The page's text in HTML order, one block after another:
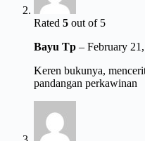
Rated 5 out of 5
Bayu Tp – February
Keren bukunya,
pandangan perkawinan